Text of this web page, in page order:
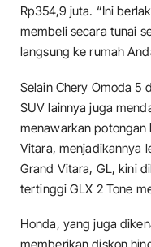
Rp354,9 juta. “Ini
membeli secara tunai
langsung ke rumah
Selain Chery Omoda 5
SUV lainnya juga
menawarkan potongan
Vitara, menjadikannya
Grand Vitara, GL, kini
tertinggi GLX 2 Tone
Honda, yang juga